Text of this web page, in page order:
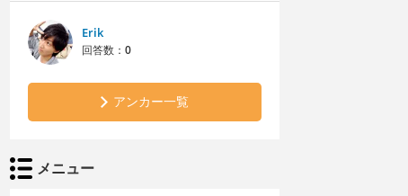
Erik
回答数： 0
アンカー一覧
メニュー